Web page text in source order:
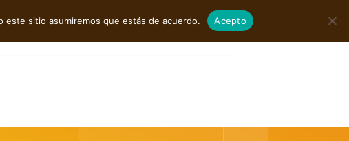
agosto 6, 2026
este sitio asumiremos que estás de acuerdo. Acepto